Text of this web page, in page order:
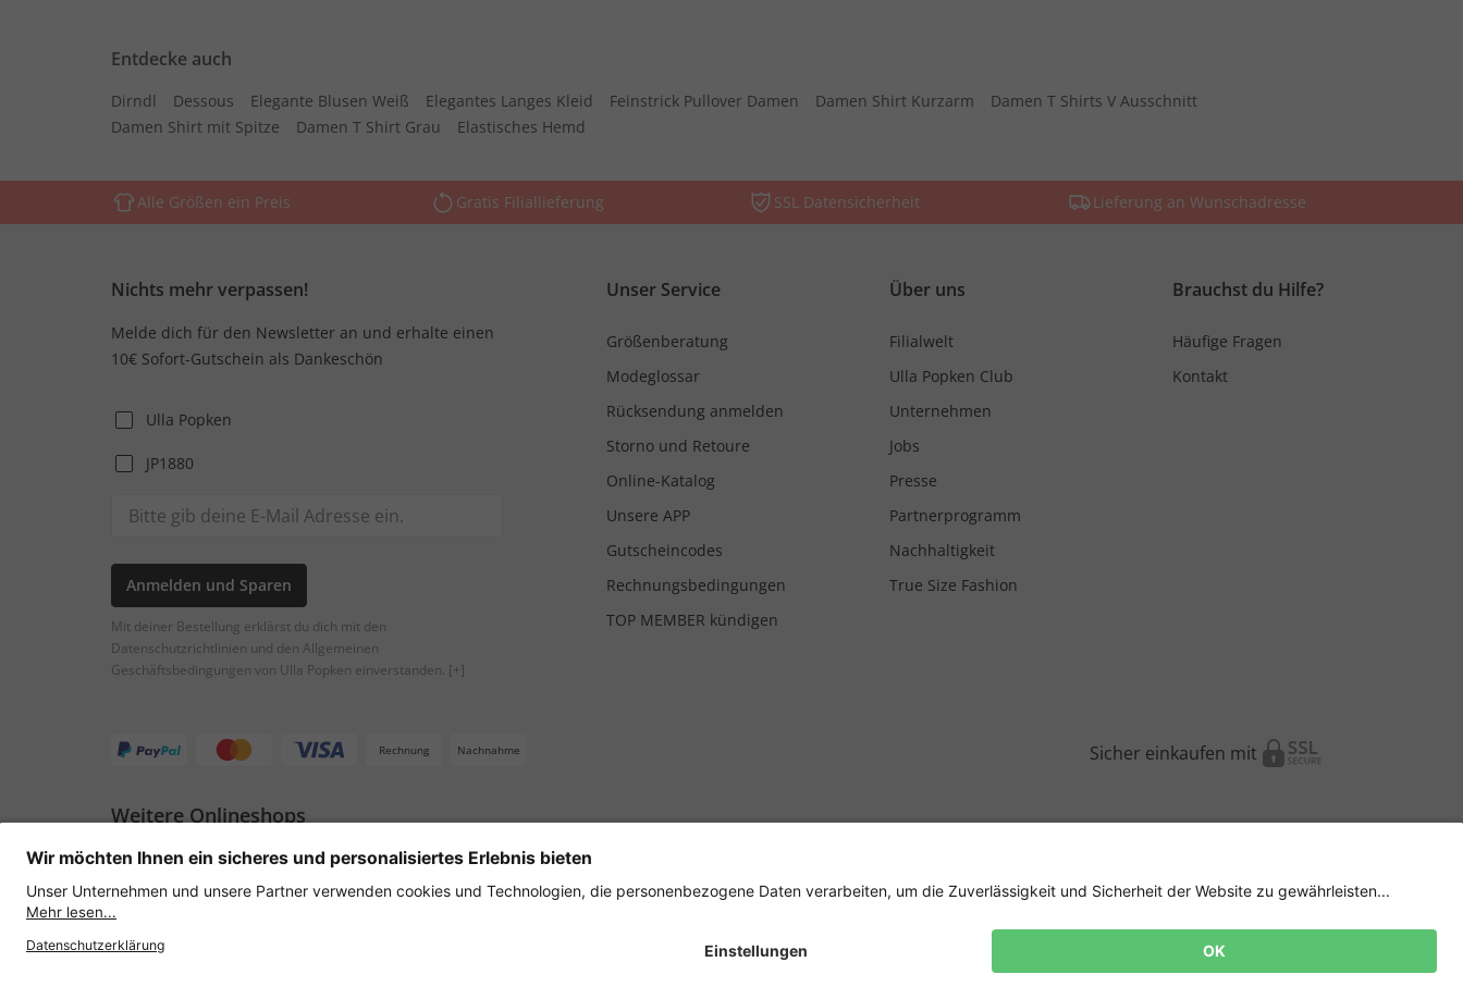
Entdecke auch
Dirndl Dessous Elegante Blusen Weiß Elegantes Langes Kleid Feinstrick Pullover Damen Damen Shirt Kurzarm
Damen T Shirts V Ausschnitt
Damen Shirt mit Spitze
Damen T Shirt Grau Elastisches Hemd
Alle Größen ein Preis Gratis Filiallieferung SSL Datensicherheit Lieferung an Wunschadresse
Nichts mehr verpassen!
Melde dich für den Newsletter an und erhalte einen
10€ Sofort-Gutschein als Dankeschön
Ulla Popken
JP1880
Anmelden und Sparen
Mit deiner Bestellung erklärst du dich mit den
Datenschutzrichtlinien und den Allgemeinen
Geschäftsbedingungen von Ulla Popken einverstanden. [+]
Unser Service
Größenberatung
Modeglossar
Rücksendung anmelden
Storno und Retoure
Online-Katalog
Unsere APP
Gutscheincodes
Rechnungsbedingungen
TOP MEMBER kündigen
Über uns
Filialwelt
Ulla Popken Club
Unternehmen
Jobs
Presse
Partnerprogramm
Nachhaltigkeit
True Size Fashion
Brauchst du Hilfe?
Häufige Fragen
Kontakt
Rechnung Nachnahme Sicher einkaufen mit
Weitere Onlineshops
Österreich